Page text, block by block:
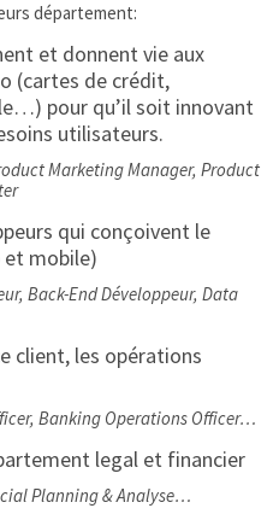
département:
et donnent vie aux
(cartes de crédit,
pour qu’il soit innovant
utilisateurs.
Marketing Manager, Product
qui conçoivent le
mobile)
Back-End Développeur, Data
client, les opérations
Banking Operations Officer…
legal et financier
Planning & Analyse…